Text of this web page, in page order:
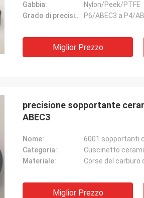
Gabbia:
Nylon/Peek/PTFE
Grado di precisione:
P6/ABEC3 a P4/
Miglior Prezzo
precisione sopportante
ABEC3
Nome:
6001 sopportanti
Categoria:
Cuscinetto
Materiale:
Corse del carburo
Miglior Prezzo